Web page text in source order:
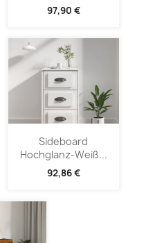
97,90 €
Sideboard
Hochglanz-Weiß...
92,86 €